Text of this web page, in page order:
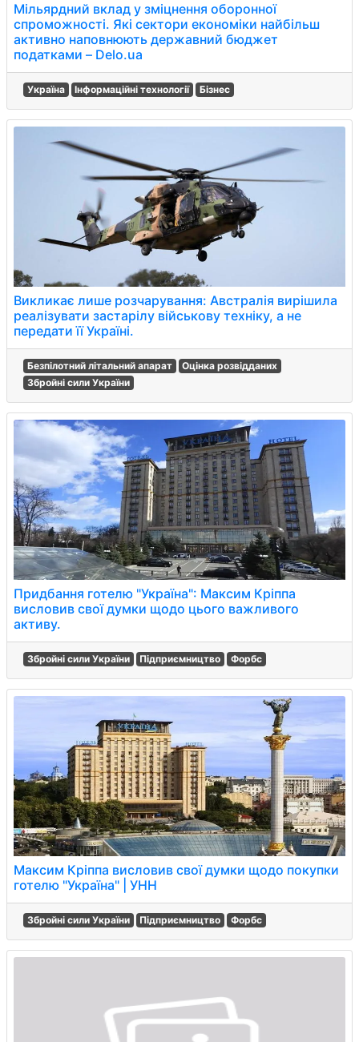
Мільярдний вклад у зміцнення оборонної
спроможності. Які сектори економіки найбільш
активно наповнюють державний бюджет
податками – Delo.ua
Україна Інформаційні технології Бізнес
Викликає лише розчарування: Австралія вирішила
реалізувати застарілу військову техніку, а не
передати її Україні.
Безпілотний літальний апарат
Оцінка розвідданих
Збройні сили України
Придбання готелю "Україна": Максим Кріппа
висловив свої думки щодо цього важливого
активу.
Збройні сили України Підприємництво Форбс
Максим Кріппа висловив свої думки щодо покупки
готелю "Україна" | УНН
Збройні сили України Підприємництво Форбс